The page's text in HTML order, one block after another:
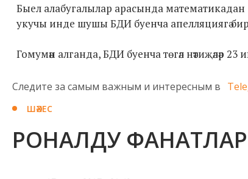
Быел алабугалылар арасында
укучы инде шушы БДИ буенча апелляциягә
Гомумән алганда, БДИ буенча төгәл нәтиҗәләр
Следите за самым важным и интересным в
ШӘХЕС
РОНАЛДУ